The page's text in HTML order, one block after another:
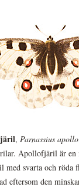
, Parnassius apollo
Apollofjäril är en
med svarta och röda
eftersom den